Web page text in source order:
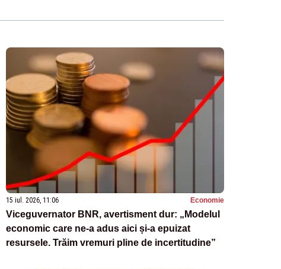
15 iul. 2026, 11:06 Economie
Viceguvernator BNR, avertisment dur: „Modelul
economic care ne-a adus aici și-a epuizat
resursele. Trăim vremuri pline de incertitudine”